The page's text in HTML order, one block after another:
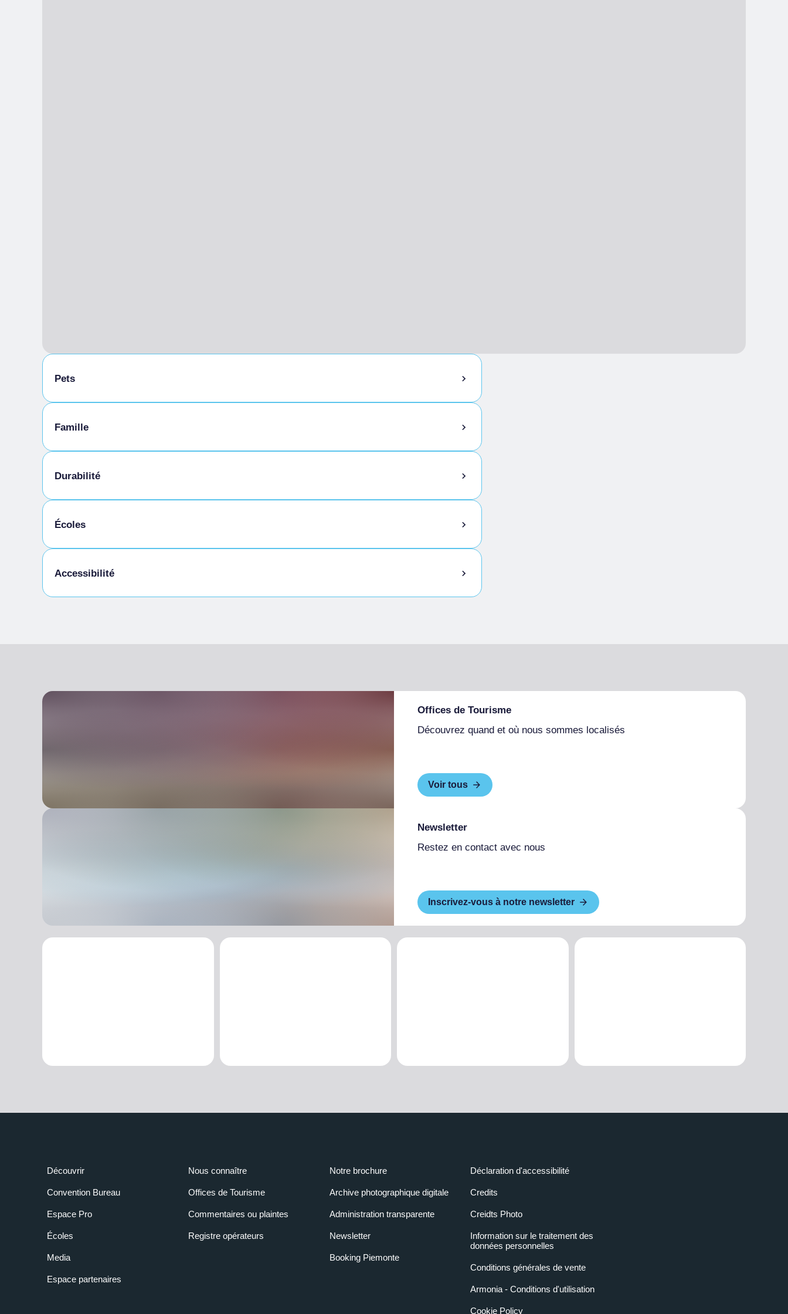
Pets
Animaux autorisés en laisse
Famille
Menu enfants
Durabilité
Déguster les produits de l'entreprise
Écoles
Ferme pédagogique
Accessibilité
Offices de Tourisme
Découvrez quand et où nous sommes localisés
Voir tous
Newsletter
Restez en contact avec nous
Inscrivez-vous à notre newsletter
Découvrir
Convention Bureau
Espace Pro
Écoles
Media
Espace partenaires
Nous connaître
Offices de Tourisme
Commentaires ou plaintes
Registre opérateurs
Notre brochure
Archive photographique digitale
Administration transparente
Newsletter
Booking Piemonte
Déclaration d'accessibilité
Credits
Creidts Photo
Information sur le traitement des
données personnelles
Conditions générales de vente
Armonia - Conditions d'utilisation
Cookie Policy